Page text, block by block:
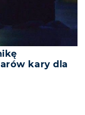
kary dla